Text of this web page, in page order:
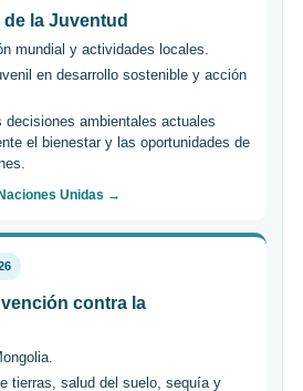
la Juventud
mundial y actividades locales.
en desarrollo sostenible y acción
decisiones ambientales actuales
el bienestar y las oportunidades de
Unidas →
contra la
tierras, salud del suelo, sequía y